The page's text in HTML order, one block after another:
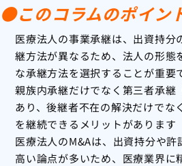
●このコラムのポイン
医療法人の事業承継は、出資持分
継方法が異なるため、法人の形態
な承継方法を選択することが重要
親族内承継だけでなく第三者承継
あり、後継者不在の解決だけでな
を継続できるメリットがあります
医療法人のM&Aは、出資持分や
高い論点が多いため、医療業界に